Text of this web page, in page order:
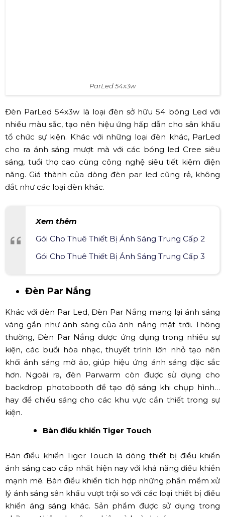
ParLed 54x3w
Đèn ParLed 54x3w là loại đèn sở hữu 54 bóng Led với
nhiều màu sắc, tạo nên hiệu ứng hấp dẫn cho sân khấu
cho ra ánh sáng mượt mà với các bóng led Cree siêu
năng. Giá thành của dòng đèn par led cũng rẻ, không
đắt như các loại đèn khác.
Xem thêm
Gói Cho Thuê Thiết Bị Ánh Sáng Trung Cấp 3
Đèn Par Nắng
Khác với đèn Par Led, Đèn Par Nắng mang lại ánh sáng
vàng gần như ánh sáng của ánh nắng mặt trời. Thông
thường, Đèn Par Nắng được ứng dụng trong nhiều sự
kiện, các buổi hòa nhạc, thuyết trình lớn nhỏ tạo nên
khối ánh sáng mờ ảo, giúp hiệu ứng ánh sáng đặc sắc
backdrop photobooth để tạo độ sáng khi chụp hình…
hay để chiếu sáng cho các khu vực cần thiết trong sự
kiện.
Bàn điều khiển Tiger Touch